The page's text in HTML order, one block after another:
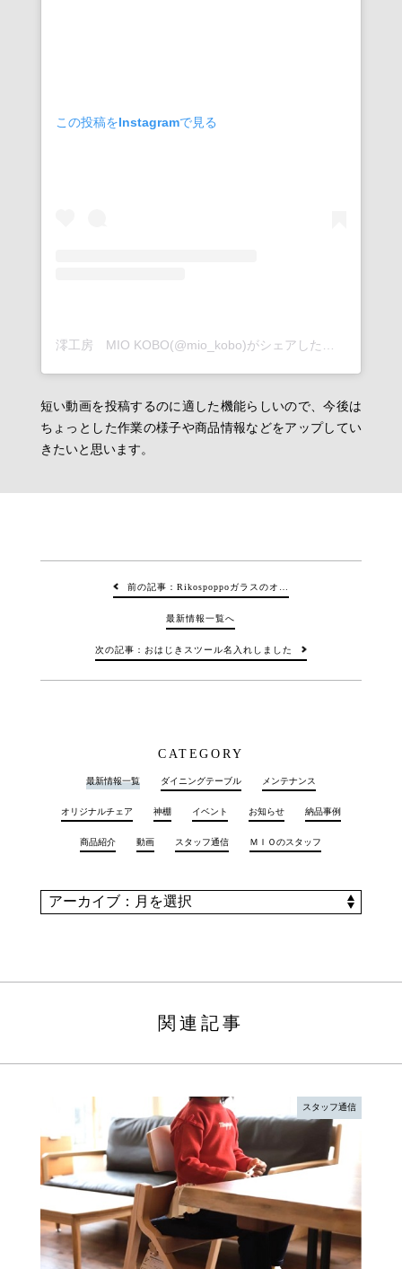
この投稿をInstagramで見る
短い動画を投稿するのに適した機能らしいので、今後は
ちょっとした作業の様子や商品情報などをアップしてい
きたいと思います。
前の記事：Rikospoppoガラスのオ…
最新情報一覧へ
次の記事：おはじきスツール名入れしました
CATEGORY
最新情報一覧 ダイニングテーブル メンテナンス
オリジナルチェア 神棚 イベント お知らせ 納品事例
商品紹介 動画 スタッフ通信 ＭＩＯのスタッフ
関連記事
スタッフ通信